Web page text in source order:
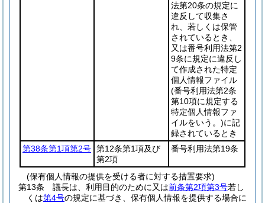
法第20条の規定に
違反して収集さ
れ、若しくは保管
されているとき、
又は番号利用法第2
9条に規定に違反し
て作成された特定
個人情報ファイル
(番号利用法第2条
第10項に規定する
特定個人情報ファ
イルをいう。)に記
録されているとき
第38条第1項第2号 第12条第1項及び
第2項
番号利用法第19条
(保有個人情報の提供を受ける者に対する措置要求)
第13条
議長は、利用目的のために又は前条第2項第3号若し
くは第4号の規定に基づき、保有個人情報を提供する場合に